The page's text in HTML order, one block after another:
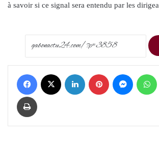
à savoir si ce signal sera entendu par les
Facebook LinkedIn Pinterest Messenger
Print